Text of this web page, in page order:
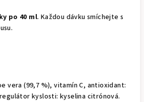
po 40 ml. Každou dávku smíchejte s
vera (99,7 %), vitamín C, antioxidant:
kyslosti: kyselina citrónová.